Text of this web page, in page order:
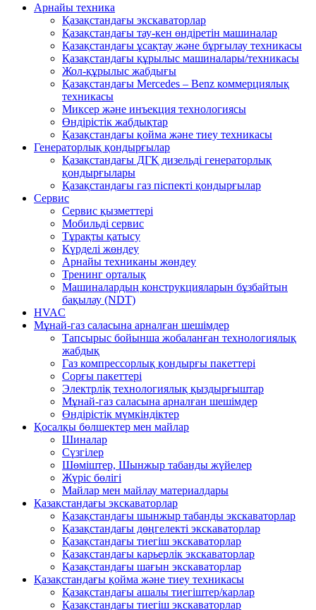
Арнайы техника
Қазақстандағы экскаваторлар
Қазақстандағы тау-кен өндіретін машиналар
Қазақстандағы ұсақтау және бұрғылау техникасы
Қазақстандағы құрылыс машиналары/техникасы
Жол-құрылыс жабдығы
Қазақстандағы Mercedes – Benz коммерциялық
техникасы
Миксер және инъекция технологиясы
Өндірістік жабдықтар
Қазақстандағы қойма және тиеу техникасы
Генераторлық қондырғылар
Қазақстандағы ДГҚ дизельді генераторлық
қондырғылары
Қазақстандағы газ піспекті қондырғылар
Сервис
Сервис қызметтері
Мобильді сервис
Тұрақты қатысу
Күрделі жөндеу
Арнайы техниканы жөндеу
Тренинг орталық
Машиналардың конструкцияларын бұзбайтын
бақылау (NDT)
HVAC
Мұнай-газ саласына арналған шешімдер
Тапсырыс бойынша жобаланған технологиялық
жабдық
Газ компрессорлық қондырғы пакеттері
Сорғы пакеттері
Электрліқ технологиялық қыздырғыштар
Мұнай-газ саласына арналған шешімдер
Өндірістік мүмкіндіктер
Қосалқы бөлшектер мен майлар
Шиналар
Сүзгілер
Шөміштер, Шынжыр табанды жүйелер
Жүріс бөлігі
Майлар мен майлау материалдары
Қазақстандағы экскаваторлар
Қазақстандағы шынжыр табанды экскаваторлар
Қазақстандағы дөңгелекті экскаваторлар
Қазақстандағы тиегіш экскаваторлар
Қазақстандағы карьерлік экскаваторлар
Қазақстандағы шағын экскаваторлар
Қазақстандағы қойма және тиеу техникасы
Қазақстандағы ашалы тиегіштер/карлар
Қазақстандағы тиегіш экскаваторлар